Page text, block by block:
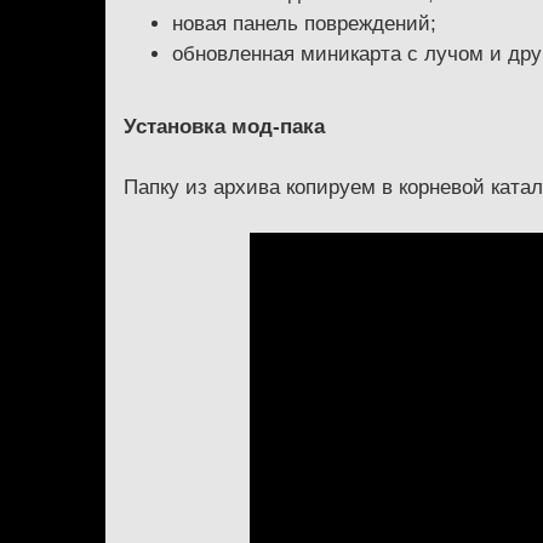
новая панель повреждений;
обновленная миникарта с лучом и
Установка мод-пака
Папку из архива копируем в корневой